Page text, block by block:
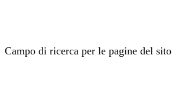
Campo di ricerca per le pagine del sito